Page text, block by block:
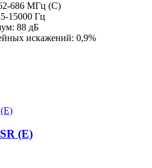
686 MГц (C)
15000 Гц
88 дБ
искажений: 0,9%
(E)